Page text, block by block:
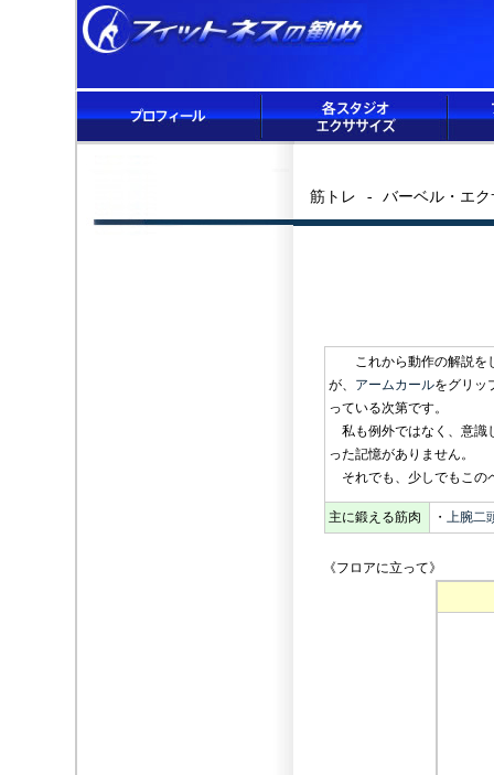
筋トレ - バーベル・エク
これから動作の解説をし
が、
アームカールをグリッ
っている次第です。
私も例外ではなく、意識
った記憶がありません。
それでも、少しでもこ
主に鍛える筋肉 ・ 上腕
《フロアに立って》